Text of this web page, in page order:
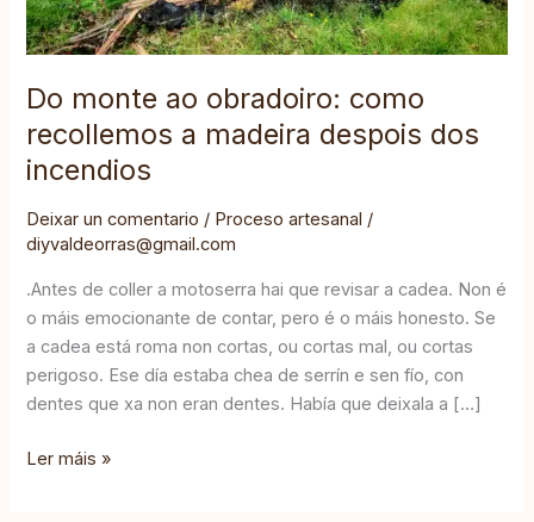
Do monte ao obradoiro: como
recollemos a madeira despois dos
incendios
Deixar un comentario / Proceso artesanal /
diyvaldeorras@gmail.com
.Antes de coller a motoserra hai que revisar a cadea. Non é
o máis emocionante de contar, pero é o máis honesto. Se
a cadea está roma non cortas, ou cortas mal, ou cortas
perigoso. Ese día estaba chea de serrín e sen fío, con
dentes que xa non eran dentes. Había que deixala a […]
a
madeira
dos
incendios
Ler máis »